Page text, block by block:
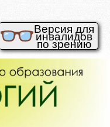
Версия для
инвалидов
по зрению